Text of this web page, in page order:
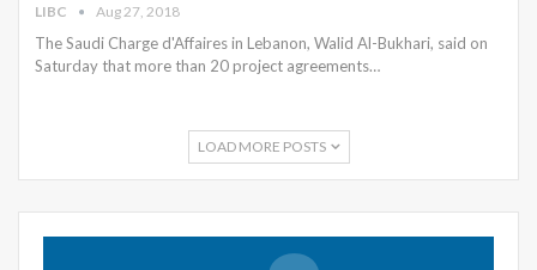
LIBC Aug 27, 2018
The Saudi Charge d'Affaires in Lebanon, Walid Al-Bukhari, said on
Saturday that more than 20 project agreements…
LOAD MORE POSTS